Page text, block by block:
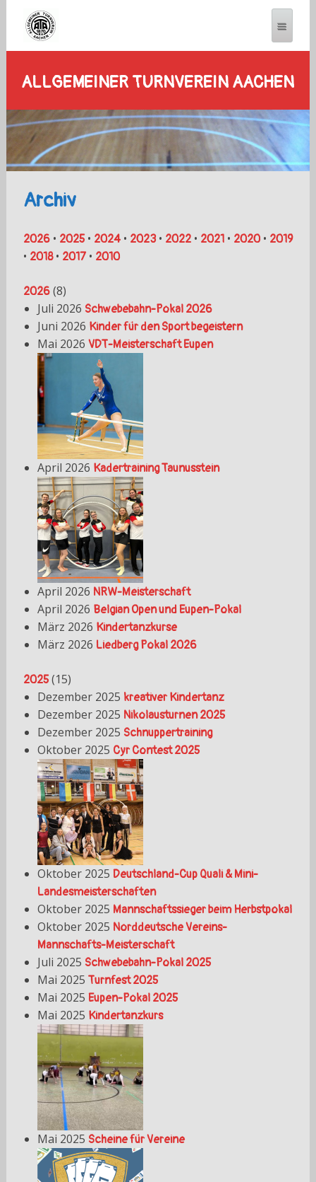
ALLGEMEINER TURNVEREIN AACHEN
Archiv
2026• 2025• 2024• 2023• 2022• 2021• 2020• 2019
• 2018• 2017• 2010
2026 (8)
Juli 2026 Schwebebahn-Pokal 2026
Juni 2026 Kinder für den Sport begeistern
Mai 2026 VDT-Meisterschaft Eupen
April 2026 Kadertraining Taunusstein
April 2026 NRW-Meisterschaft
April 2026 Belgian Open und Eupen-Pokal
März 2026 Kindertanzkurse
März 2026 Liedberg Pokal 2026
2025 (15)
Dezember 2025 kreativer Kindertanz
Dezember 2025 Nikolausturnen 2025
Dezember 2025 Schnuppertraining
Oktober 2025 Cyr Contest 2025
Oktober 2025 Deutschland-Cup Quali & Mini-
Landesmeisterschaften
Oktober 2025 Mannschaftssieger beim Herbstpokal
Oktober 2025 Norddeutsche Vereins-
Mannschafts-Meisterschaft
Juli 2025 Schwebebahn-Pokal 2025
Mai 2025 Turnfest 2025
Mai 2025 Eupen-Pokal 2025
Mai 2025 Kindertanzkurs
Mai 2025 Scheine für Vereine